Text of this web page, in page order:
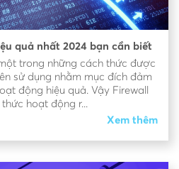
quả nhất 2024 bạn cần biết
trong những cách thức được
sử dụng nhằm mục đích đảm
động hiệu quả. Vậy Firewall
hoạt động r...
Xem thêm